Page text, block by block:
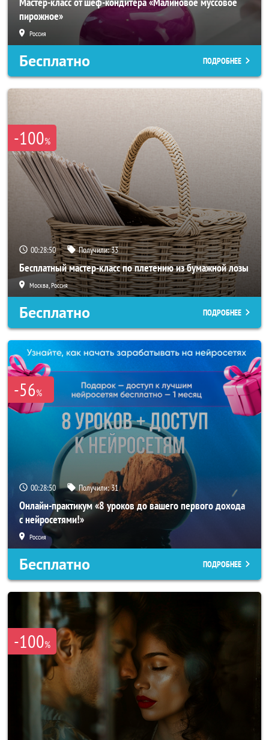
пирожное»
Россия
Бесплатно ПОДРОБНЕЕ
-100%
00:28:47 Получили:33
Бесплатный мастер-класс по плетению из бумажной лозы
Москва, Россия
Бесплатно ПОДРОБНЕЕ
-56%
00:28:47 Получили:31
Онлайн-практикум «8 уроков до вашего первого дохода
с нейросетями!»
Россия
Бесплатно ПОДРОБНЕЕ
-100%